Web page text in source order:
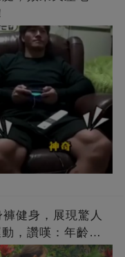
健身，展現驚人
，讚嘆：年齡不